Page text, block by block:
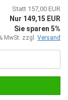
Statt 157,00 EUR
Nur 149,15 EUR
Sie sparen 5%
MwSt. zzgl. Versand